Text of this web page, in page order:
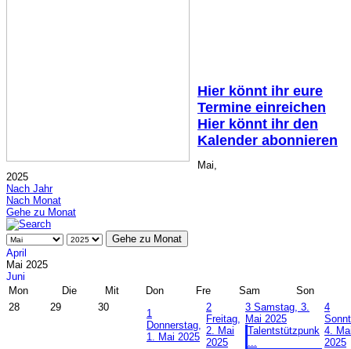
Hier könnt ihr eure
Termine einreichen
Hier könnt ihr den
Kalender abonnieren
Mai,
2025
Nach Jahr
Nach Monat
Gehe zu Monat
Gehe zu Monat
April
Mai 2025
Juni
Mon
Die Mit Don Fre Sam
Son
28
29 30
1
Donnerstag,
1. Mai 2025
2
Freitag,
2. Mai
2025
3 Samstag, 3.
Mai 2025
Talentstützpunk
4
4.
2025